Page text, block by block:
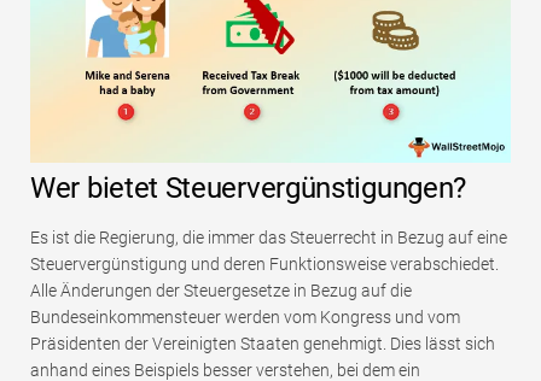
Wer bietet Steuervergünstigungen?
Es ist die Regierung, die immer das Steuerrecht in Bezug auf eine
Steuervergünstigung und deren Funktionsweise verabschiedet.
Alle Änderungen der Steuergesetze in Bezug auf die
Bundeseinkommensteuer werden vom Kongress und vom
Präsidenten der Vereinigten Staaten genehmigt. Dies lässt sich
anhand eines Beispiels besser verstehen, bei dem ein